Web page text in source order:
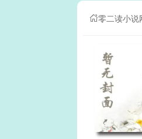
零二读小说